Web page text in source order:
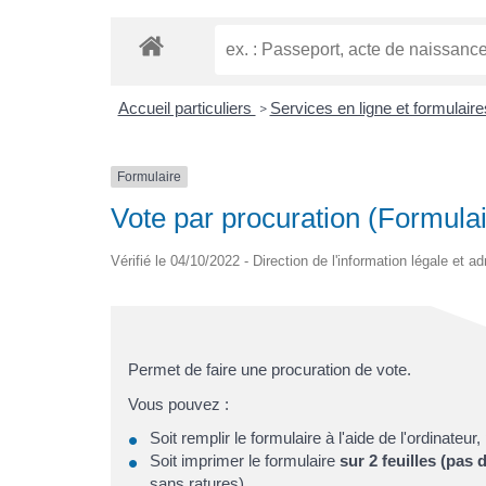
Accueil particuliers > Services en ligne et
Formulaire
Vote par procuration
Vérifié le 04/10/2022 - Direction de l'information légale et
Permet de faire une procuration de vote.
Vous pouvez :
Soit remplir le formulaire à l'aide de
Soit imprimer le formulaire sur 2 feuilles (pas